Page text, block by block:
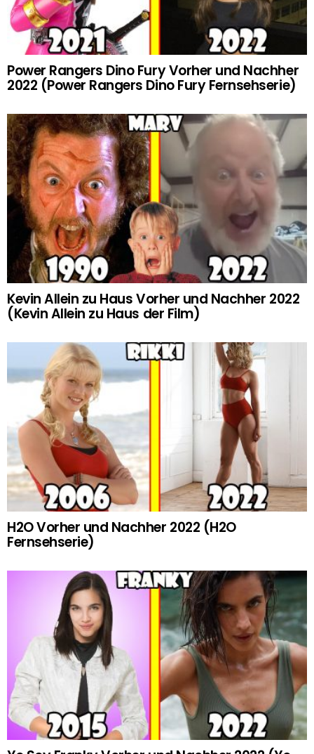
Power Rangers Dino Fury Vorher und Nachher
2022 (Power Rangers Dino Fury Fernsehserie)
Kevin Allein zu Haus Vorher und Nachher 2022
(Kevin Allein zu Haus der Film)
H2O Vorher und Nachher 2022 (H2O
Fernsehserie)